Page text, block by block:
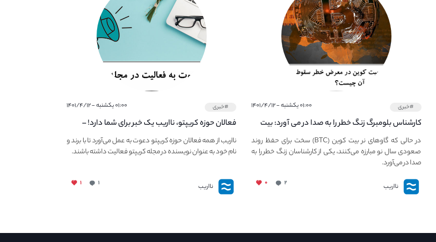
#خبری ۰۱:۰۰ یکشنبه - ۱۴۰۱/۴/۱۲
کارشناس بلومبرگ زنگ خطر را به صدا در می آورد: بیت
کوین در معرض خطر سقوط بزرگ است - دلیل آن
چیست؟
در حالی که گاوهای نر بیت کوین (BTC) سخت برای حفظ روند
صعودی سال نو مبارزه می‌کنند، یکی از کارشناسان زنگ خطر را به
صدا در می‌آورد.
نااریب ۲ ۰
#خبری ۰۱:۰۰ یکشنبه - ۱۴۰۱/۴/۱۲
فعالان حوزه کریپتو، نااریب یک خبر برای شما دارد! –
دعوت به فعالیت در مجله کریپتو
نااریب از همه فعالان حوزه کریپتو دعوت به عمل می‌آورد تا با برند و
نام خود به عنوان نویسنده در مجله کریپتو فعالیت داشته باشند.
نااریب ۱ ۱